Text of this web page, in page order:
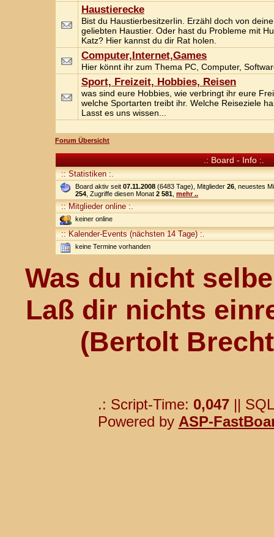
Haustierecke
Bist du HaustierbesitzerIin. Erzähl doch von
geliebten Haustier. Oder hast du Probleme mit
Katz? Hier kannst du dir Rat holen.
Computer,Internet,Games
Hier könnt ihr zum Thema PC, Computer,
Sport, Freizeit, Hobbies, Reisen
was sind eure Hobbies, wie verbringt ihr eure
welche Sportarten treibt ihr. Welche Reiseziele
Lasst es uns wissen...
Forum Übersicht
.: Board - Info :.
:: Statistiken :.
Board aktiv seit 07.11.2008 (6483 Tage), Mitglieder 26 , neuestes
254 , Zugriffe diesen Monat 2 581 mehr ..
:: Mitglieder online :.
keiner online
:: Kalender-Events (nächsten 14 Tage) :.
keine Termine vorhanden
Was du nicht
Laß dir nichts
(Bertolt
.: Script-Time: 0,047||
Powered by ASP-